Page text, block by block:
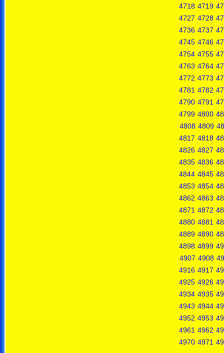
4718 4719
4727 4728
4736 4737
4745 4746
4754 4755
4763 4764
4772 4773
4781 4782
4790 4791
4799 4800
4808 4809
4817 4818
4826 4827
4835 4836
4844 4845
4853 4854
4862 4863
4871 4872
4880 4881
4889 4890
4898 4899
4907 4908
4916 4917
4925 4926
4934 4935
4943 4944
4952 4953
4961 4962
4970 4971